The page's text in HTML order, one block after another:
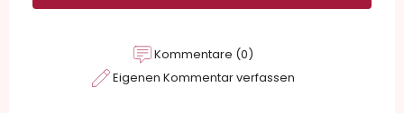
Kommentare (0)
Eigenen Kommentar verfassen